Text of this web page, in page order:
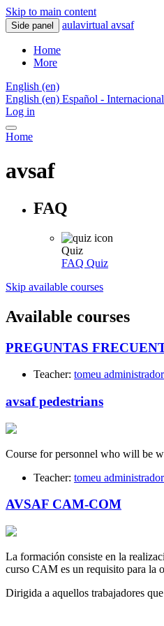
Skip to main content
Side panel aulavirtual avsaf
Home
More
English ‎(en)‎
English ‎(en)‎ Español -
Log in
Home
avsaf
FAQ
Quiz
FAQ Quiz
Skip available courses
Available courses
PREGUNTAS
Teacher: tomeu administrador
avsaf pedestrians
Course for personnel who will be
Teacher: tomeu administrador
AVSAF CAM-COM
La formación consiste en la
curso CAM es un requisito para la
Dirigida a aquellos trabajadores